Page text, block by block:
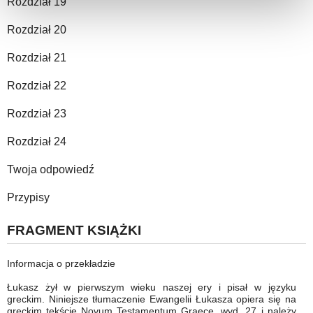
Rozdział 20
Rozdział 21
Rozdział 22
Rozdział 23
Rozdział 24
Twoja odpowiedź
Przypisy
FRAGMENT KSIĄŻKI
Informacja o przekładzie
Łukasz żył w pierwszym wieku naszej ery i pisał w języku
greckim. Niniejsze tłumaczenie Ewangelii Łukasza opiera się na
greckim tekście Novum Testamentum Graece, wyd. 27 i należy